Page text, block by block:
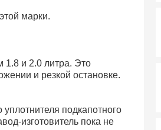
марки.
1.8 и 2.0 литра. Это
и резкой остановке.
подкапотного
изготовитель пока не